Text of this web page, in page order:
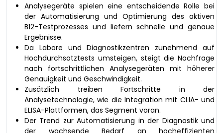
Analysegeräte spielen eine entscheidende Rolle bei
der Automatisierung und Optimierung des aktiven
B12-Testprozesses und liefern schnelle und genaue
Ergebnisse.
Da Labore und Diagnostikzentren zunehmend auf
Hochdurchsatztests umsteigen, steigt die Nachfrage
nach fortschrittlichen Analysegeräten mit höherer
Genauigkeit und Geschwindigkeit.
Zusätzlich treiben Fortschritte in der
Analysetechnologie, wie die Integration mit CLIA- und
ELISA-Plattformen, das Segment voran.
Der Trend zur Automatisierung in der Diagnostik und
der wachsende Bedarf an hocheffizienten